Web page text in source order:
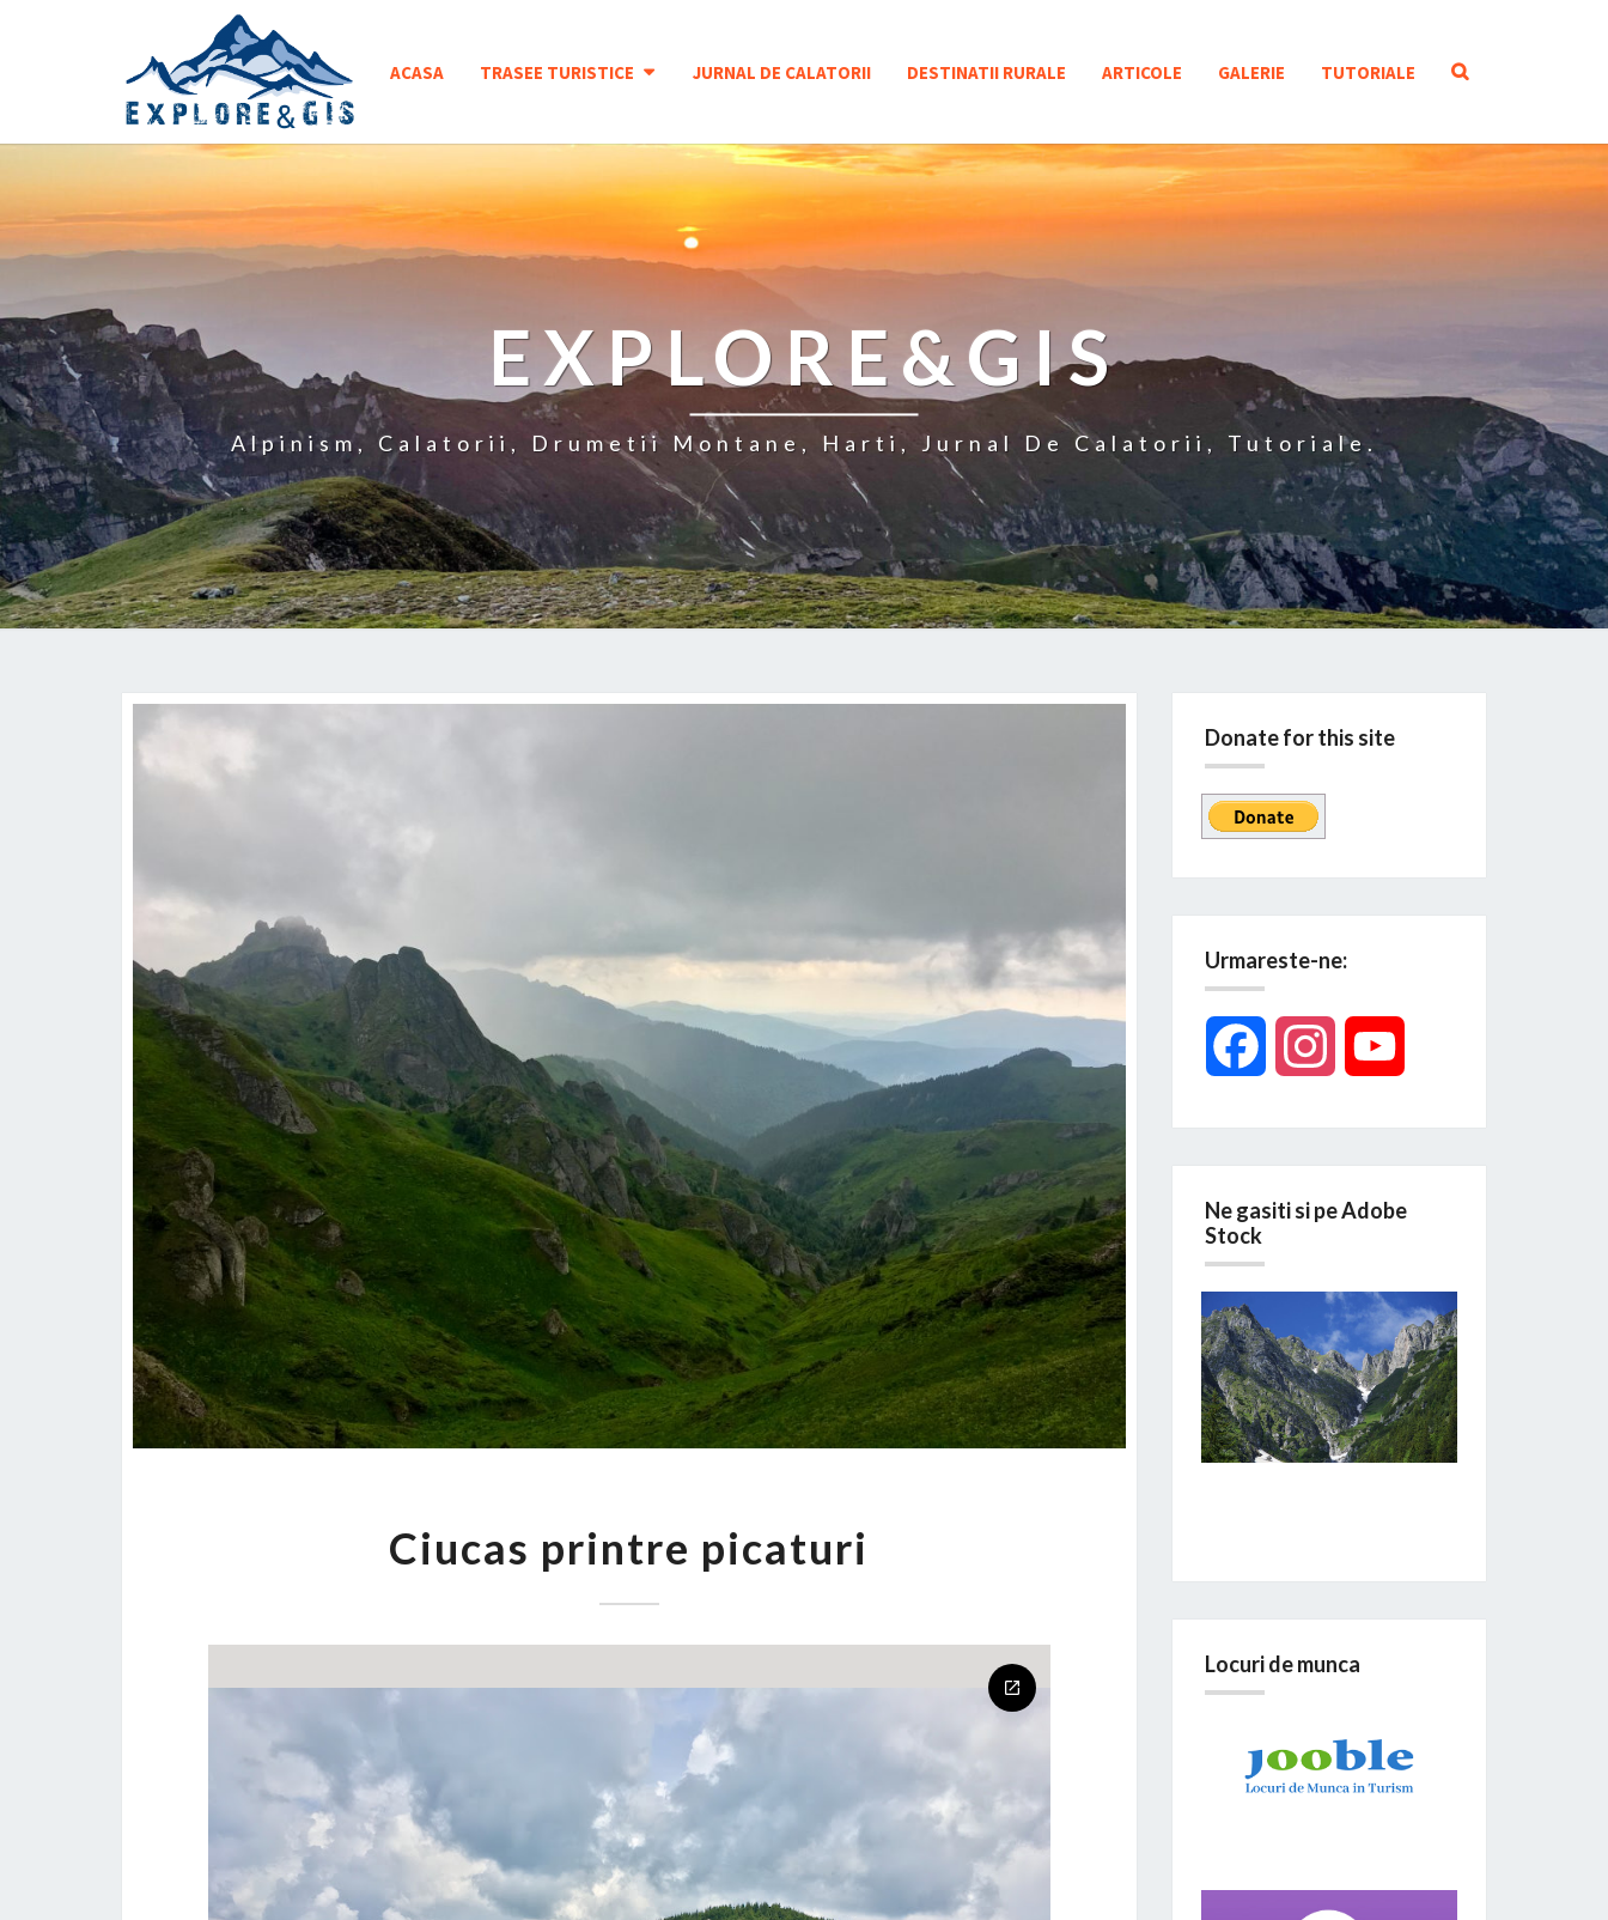
ACASA TRASEE TURISTICE JURNAL DE CALATORII DESTINATII RURALE ARTICOLE GALERIE TUTORIALE
SEARCH
EXPLORE&GIS
Alpinism, Calatorii, Drumetii Montane, Harti, Jurnal De Calatorii, Tutoriale.
PRINTRE
Ciucas printre picaturi
Donate for this site
Urmareste-ne:
Facebook Instagram
Ne gasiti si pe Adobe
Stock
Locuri de munca